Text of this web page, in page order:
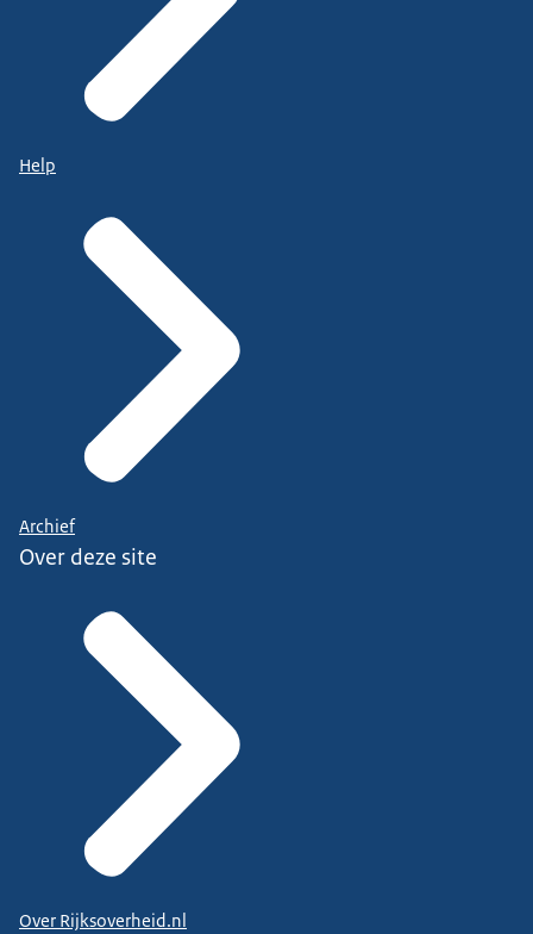
Help
Archief
Over deze site
Over Rijksoverheid.nl